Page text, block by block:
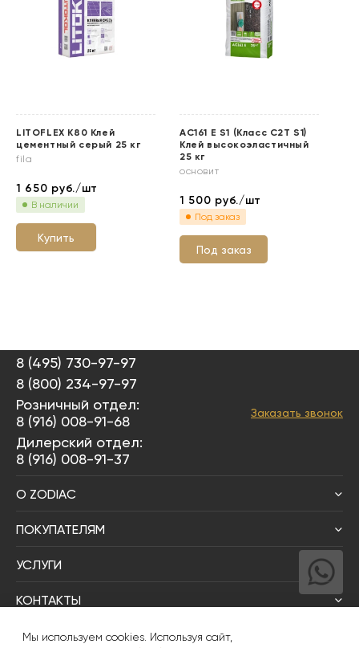
LITOFLEX K80 Клей
цементный серый 25 кг
fila
1 650 руб./шт
В наличии
Купить
АС161 Е S1 (Класс C2T S1)
Клей высокоэластичный
25 кг
основит
1 500 руб./шт
Под заказ
Под заказ
8 (495) 730-97-97
8 (800) 234-97-97
Розничный отдел:
8 (916) 008-91-68
Дилерский отдел:
8 (916) 008-91-37
Заказать звонок
О ZODIAC
ПОКУПАТЕЛЯМ
УСЛУГИ
КОНТАКТЫ
Написать директору
Мы используем cookies. Используя сайт,